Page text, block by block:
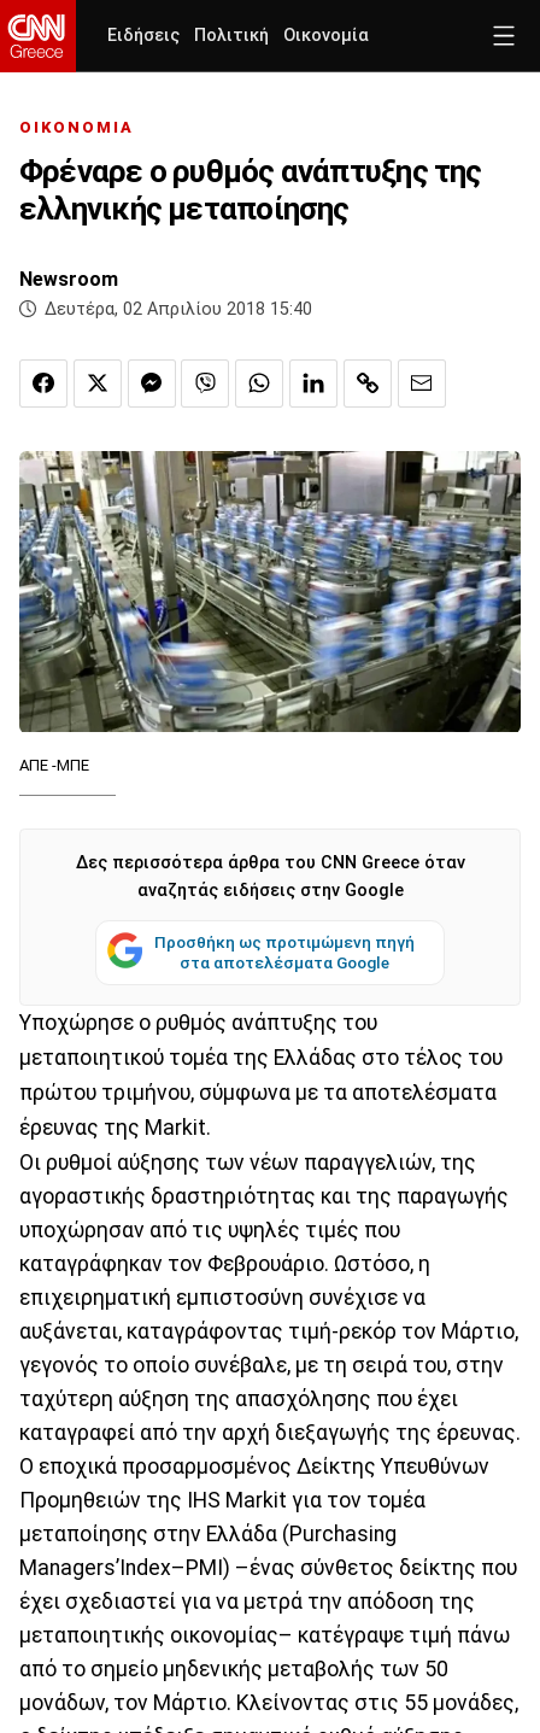
Ειδήσεις Πολιτική Οικονομία
ΟΙΚΟΝΟΜΙΑ
Φρέναρε ο ρυθμός ανάπτυξης της
ελληνικής μεταποίησης
Newsroom
Δευτέρα, 02 Απριλίου 2018 15:40
ΑΠΕ -ΜΠΕ
Δες περισσότερα άρθρα του CNN Greece όταν
αναζητάς ειδήσεις στην Google
Προσθήκη ως προτιμώμενη πηγή
στα αποτελέσματα Google
Υποχώρησε ο ρυθμός ανάπτυξης του
μεταποιητικού τομέα της Ελλάδας στο τέλος του
πρώτου τριμήνου, σύμφωνα με τα αποτελέσματα
έρευνας της Markit.
Οι ρυθμοί αύξησης των νέων παραγγελιών, της
αγοραστικής δραστηριότητας και της παραγωγής
υποχώρησαν από τις υψηλές τιμές που
καταγράφηκαν τον Φεβρουάριο. Ωστόσο, η
επιχειρηματική εμπιστοσύνη συνέχισε να
αυξάνεται, καταγράφοντας τιμή-ρεκόρ τον Μάρτιο,
γεγονός το οποίο συνέβαλε, με τη σειρά του, στην
ταχύτερη αύξηση της απασχόλησης που έχει
καταγραφεί από την αρχή διεξαγωγής της έρευνας.
Ο εποχικά προσαρμοσμένος Δείκτης Υπευθύνων
Προμηθειών της IHS Markit για τον τομέα
μεταποίησης στην Ελλάδα (Purchasing
Managers’Index–PMI) –ένας σύνθετος δείκτης που
έχει σχεδιαστεί για να μετρά την απόδοση της
μεταποιητικής οικονομίας– κατέγραψε τιμή πάνω
από το σημείο μηδενικής μεταβολής των 50
μονάδων, τον Μάρτιο. Κλείνοντας στις 55 μονάδες,